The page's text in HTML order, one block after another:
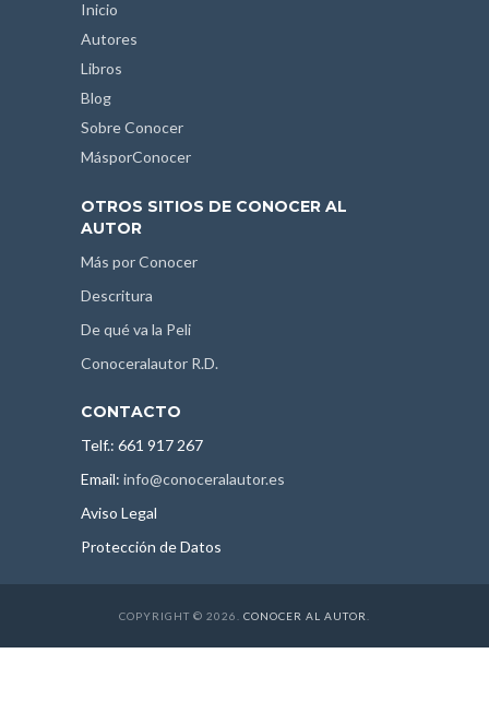
Inicio
Autores
Libros
Blog
Sobre Conocer
MásporConocer
OTROS SITIOS DE CONOCER AL
AUTOR
Más por Conocer
Descritura
De qué va la Peli
Conoceralautor R.D.
CONTACTO
Telf.: 661 917 267
Email: info@conoceralautor.es
Aviso Legal
Protección de Datos
COPYRIGHT © 2026. CONOCER AL AUTOR